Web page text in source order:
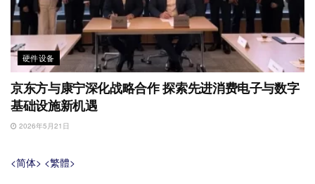
硬件设备
京东方与康宁深化战略合作 探索先进消费电子与数字
基础设施新机遇
2026年5月21日
<简体> <繁體>